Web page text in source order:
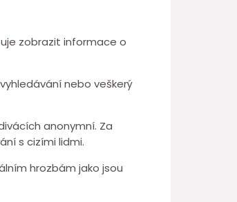
zobrazit informace o
nebo veškerý
anonymní. Za
s cizími lidmi.
hrozbám jako jsou